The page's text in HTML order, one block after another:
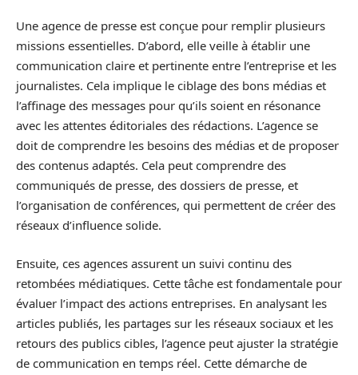
Une agence de presse est conçue pour remplir plusieurs
missions essentielles. D’abord, elle veille à établir une
communication claire et pertinente entre l’entreprise et les
journalistes. Cela implique le ciblage des bons médias et
l’affinage des messages pour qu’ils soient en résonance
avec les attentes éditoriales des rédactions. L’agence se
doit de comprendre les besoins des médias et de proposer
des contenus adaptés. Cela peut comprendre des
communiqués de presse, des dossiers de presse, et
l’organisation de conférences, qui permettent de créer des
réseaux d’influence solide.
Ensuite, ces agences assurent un suivi continu des
retombées médiatiques. Cette tâche est fondamentale pour
évaluer l’impact des actions entreprises. En analysant les
articles publiés, les partages sur les réseaux sociaux et les
retours des publics cibles, l’agence peut ajuster la stratégie
de communication en temps réel. Cette démarche de